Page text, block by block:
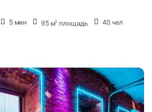
5 мин 95 м2 площадь
40 чел